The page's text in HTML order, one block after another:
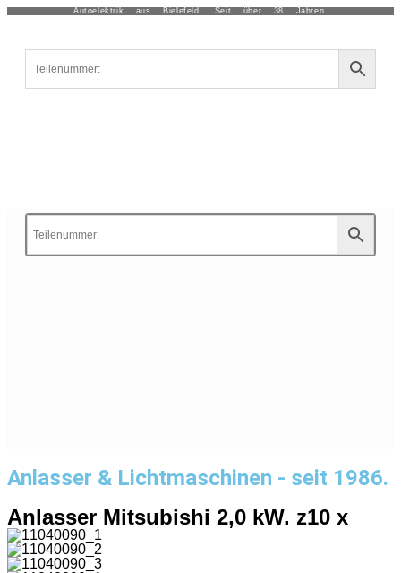
Autoelektrik aus Bielefeld. Seit über 38 Jahren.
Anlasser & Lichtmaschinen - seit 1986.
Anlasser Mitsubishi 2,0 kW. z10 x